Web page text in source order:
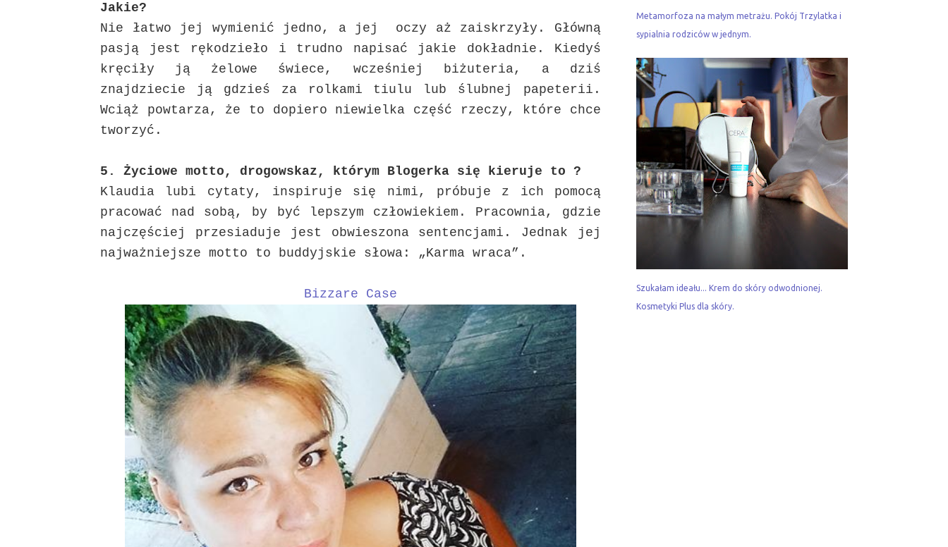
Jakie?
Nie łatwo jej wymienić jedno, a jej oczy aż zaiskrzyły. Główną
pasją jest rękodzieło i trudno napisać jakie dokładnie. Kiedyś
kręciły ją żelowe świece, wcześniej biżuteria, a dziś
znajdziecie ją gdzieś za rolkami tiulu lub ślubnej papeterii.
Wciąż powtarza, że to dopiero niewielka część rzeczy, które chce
tworzyć.
5. Życiowe motto, drogowskaz, którym Blogerka się kieruje to ?
Klaudia lubi cytaty, inspiruje się nimi, próbuje z ich pomocą
pracować nad sobą, by być lepszym człowiekiem. Pracownia, gdzie
najczęściej przesiaduje jest obwieszona sentencjami. Jednak jej
najważniejsze motto to buddyjskie słowa: „Karma wraca”.
Bizzare Case
Metamorfoza na małym metrażu. Pokój Trzylatka i
sypialnia rodziców w jednym.
Szukałam ideału... Krem do skóry odwodnionej.
Kosmetyki Plus dla skóry.